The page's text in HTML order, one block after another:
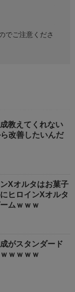
でご注意くださ
教えてくれない
改善したいんだ
Xオルタはお菓子
ヒロインXオルタ
ムｗｗｗ
がスタンダード
ｗｗｗｗ